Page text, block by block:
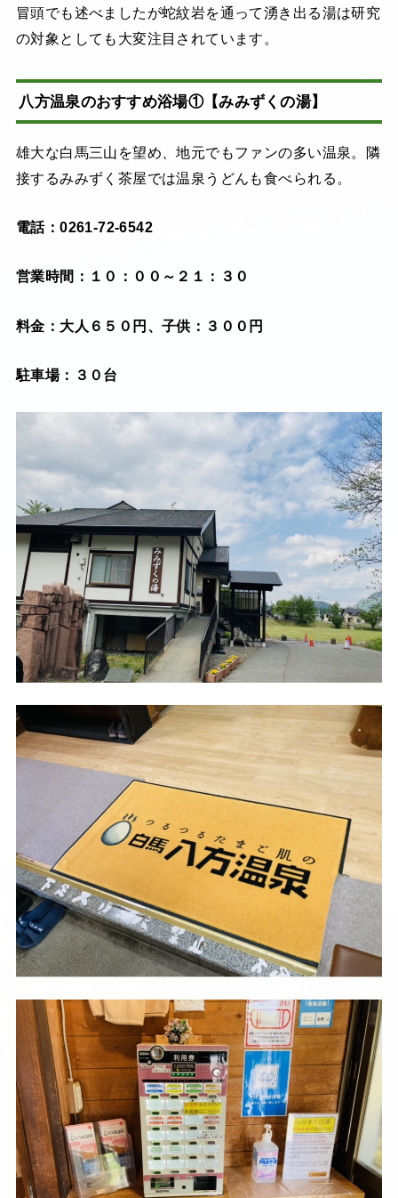
冒頭でも述べましたが蛇紋岩を通って湧き出る湯は研究
の対象としても大変注目されています。
八方温泉のおすすめ浴場①【みみずくの湯】
雄大な白馬三山を望め、地元でもファンの多い温泉。隣
接するみみずく茶屋では温泉うどんも食べられる。
電話：0261-72-6542
営業時間：１０：００～２１：３０
料金：大人６５０円、子供：３００円
駐車場：３０台